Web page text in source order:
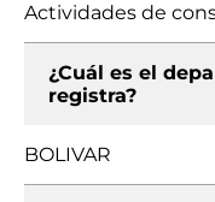
Actividades de
¿Cuál es el
registra?
BOLIVAR